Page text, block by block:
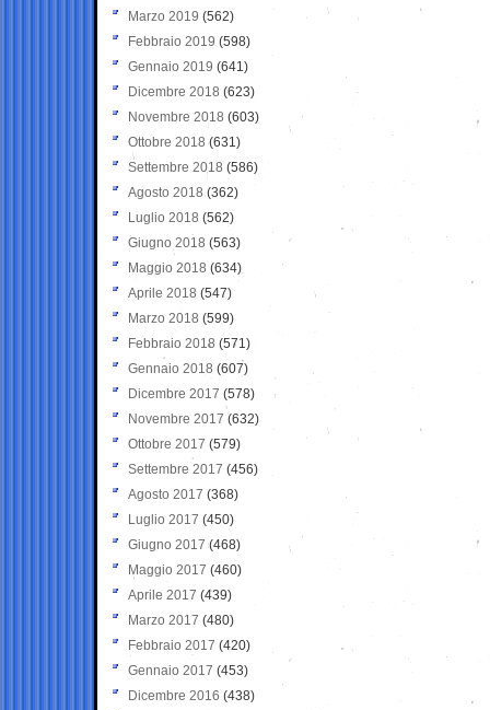
Marzo 2019 (562)
Febbraio 2019 (598)
Gennaio 2019 (641)
Dicembre 2018 (623)
Novembre 2018 (603)
Ottobre 2018 (631)
Settembre 2018 (586)
Agosto 2018 (362)
Luglio 2018 (562)
Giugno 2018 (563)
Maggio 2018 (634)
Aprile 2018 (547)
Marzo 2018 (599)
Febbraio 2018 (571)
Gennaio 2018 (607)
Dicembre 2017 (578)
Novembre 2017 (632)
Ottobre 2017 (579)
Settembre 2017 (456)
Agosto 2017 (368)
Luglio 2017 (450)
Giugno 2017 (468)
Maggio 2017 (460)
Aprile 2017 (439)
Marzo 2017 (480)
Febbraio 2017 (420)
Gennaio 2017 (453)
Dicembre 2016 (438)